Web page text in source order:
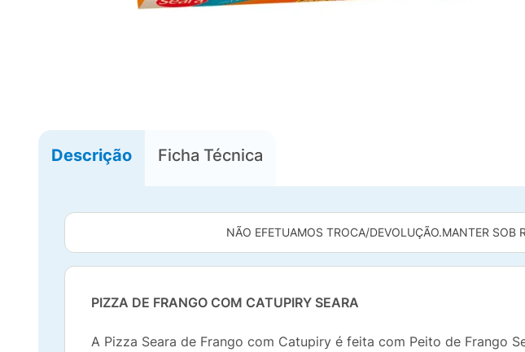
Descrição Ficha Técnica
NÃO EFETUAMOS TROCA/DEVOLUÇÃO.MANTER SOB
PIZZA DE FRANGO COM CATUPIRY SEARA
A Pizza Seara de Frango com Catupiry é feita com Peito de Frango